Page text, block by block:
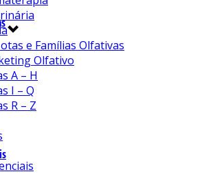
e Famílias Olfativas
Olfativo
A – H
I – Q
R – Z